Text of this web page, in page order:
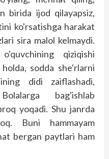
birida ijod qilayapsiz,
ko'rsatishga harakat
sira malol kelmaydi.
qiziqishi
sodda she'rlarni
didi zaiflashadi,
bag'ishlab
yoqadi. Shu janrda
Buni hammayam
bergan paytlari ham